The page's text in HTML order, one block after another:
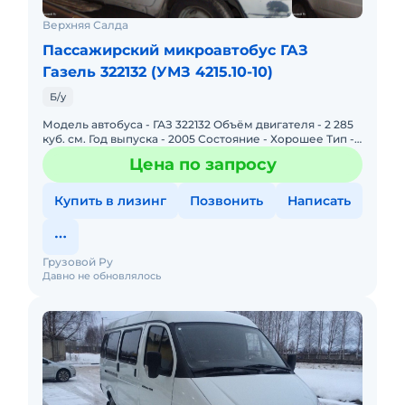
находящегося в реализации в ПАО
«Сургутнефтегаз», Вы можете получить на
нашем сайте. Там же размещены телефоны
технических специалистов, с которыми Вы
можете проконсультироваться по
техническому состоянию и договориться об
осмотре на месте.
Обращаем Ваше внимание, что на
телефонные звонки отвечаем в будние дни с
8.30 до 17.00, перерыв с 12.40 до 14.00 по
Верхняя Салда
Пассажирский микроавтобус ГАЗ
Газель 322132 (УМЗ 4215.10-10)
Б/у
Модель автобуса - ГАЗ 322132 Объём двигателя - 2 285
куб. см. Год выпуска - 2005 Состояние - Хорошее Тип -
Микроавтобус Общий пробег - 300 000 тыс. км
Количеств
Цена по запросу
Купить в лизинг Позвонить Написать
Давно не обновлялось
Грузовой Ру